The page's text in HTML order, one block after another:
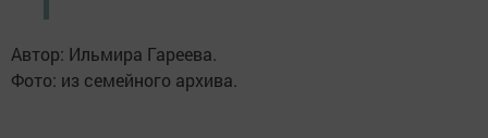
Автор: Ильмира Гареева.
Фото: из семейного архива.